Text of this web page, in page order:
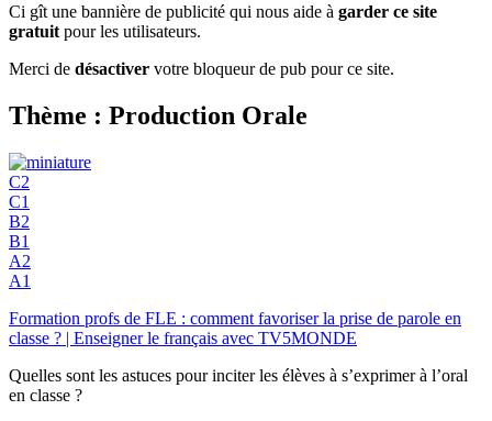
Ci gît une bannière de publicité qui nous aide à garder ce site
gratuit pour les utilisateurs.
Merci de désactiver votre bloqueur de pub pour ce site.
Thème : Production Orale
C2
C1
B2
B1
A2
A1
Formation profs de FLE : comment favoriser la prise de parole en
classe ? | Enseigner le français avec TV5MONDE
Quelles sont les astuces pour inciter les élèves à s’exprimer à l’oral
en classe ?